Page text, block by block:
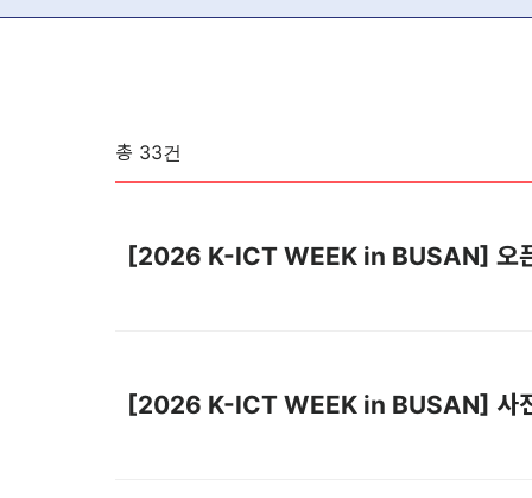
총 33건
[2026 K-ICT WEEK in BUSAN] 오
[2026 K-ICT WEEK in BUSAN] 사